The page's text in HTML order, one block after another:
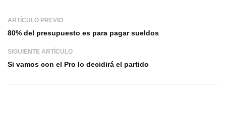
ARTÍCULO PREVIO
80% del presupuesto es para pagar sueldos
SIGUIENTE ARTÍCULO
Si vamos con el Pro lo decidirá el partido